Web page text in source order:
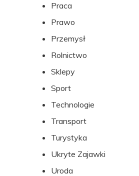
Praca
Prawo
Przemysł
Rolnictwo
Sklepy
Sport
Technologie
Transport
Turystyka
Ukryte Zajawki
Uroda